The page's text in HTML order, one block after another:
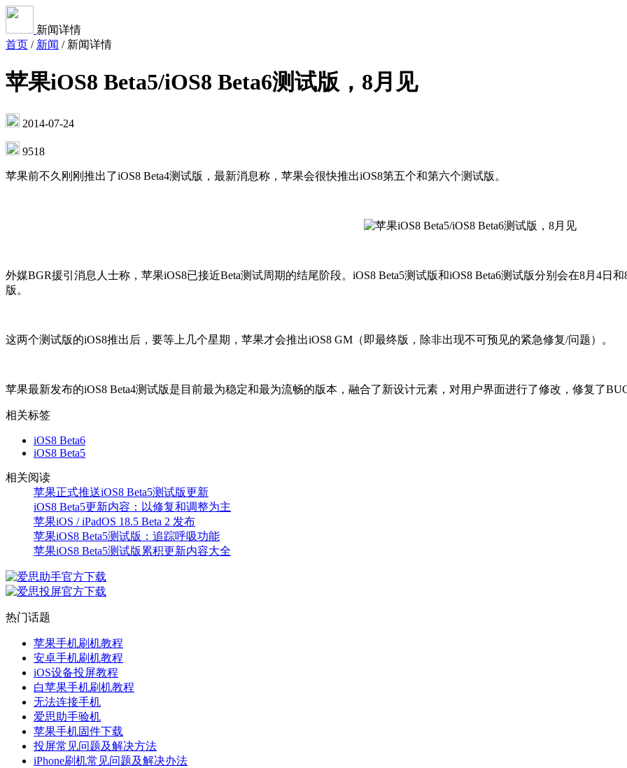
新闻详情
首页 / 新闻 / 新闻详情
苹果iOS8 Beta5/iOS8 Beta6测试版，8月见
2014-07-24
9518
苹果前不久刚刚推出了iOS8 Beta4测试版，最新消息称，苹果会很快推出iOS8第五个和第六个测试版。
外媒BGR援引消息人士称，苹果iOS8已接近Beta测试周期的结尾阶段。iOS8 Beta5测试版和iOS8 Beta6测试版分别会在8月4日
版。
这两个测试版的iOS8推出后，要等上几个星期，苹果才会推出iOS8 GM（即最终版，除非出现不可预见的紧急修复/问题）。
苹果最新发布的iOS8 Beta4测试版是目前最为稳定和最为流畅的版本，融合了新设计元素，对用户界面进行了修改，修复了
相关标签
iOS8 Beta6
iOS8 Beta5
相关阅读
苹果正式推送iOS8 Beta5测试版更新
iOS8 Beta5更新内容：以修复和调整为主
苹果iOS / iPadOS 18.5 Beta 2 发布
苹果iOS8 Beta5测试版：追踪呼吸功能
苹果iOS8 Beta5测试版累积更新内容大全
热门话题
苹果手机刷机教程
安卓手机刷机教程
iOS设备投屏教程
白苹果手机刷机教程
无法连接手机
爱思助手验机
苹果手机固件下载
投屏常见问题及解决方法
iPhone刷机常见问题及解决办法